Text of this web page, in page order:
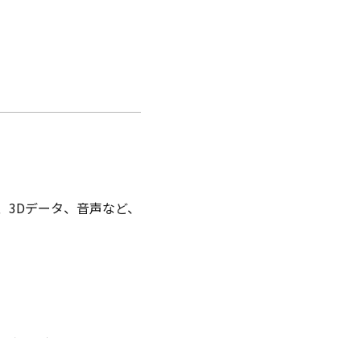
データ、音声など、